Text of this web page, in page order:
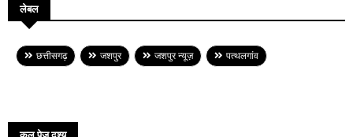
लेबल
छत्तीसगढ़ जशपुर जशपुर न्यूज़ पत्थलगांव